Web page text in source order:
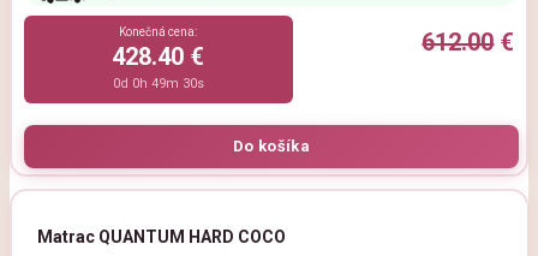
612.00€
Konečná cena:
428.40 €
0d 0h 49m 29s
Matrac QUANTUM HARD COCO